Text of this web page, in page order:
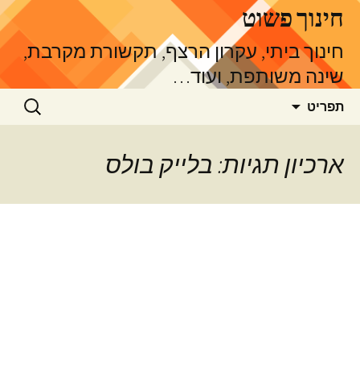
לדלג
לתוכןחינוך פשוט
חינוך ביתי, עקרון הרצף, תקשורת מקרבת,
שינה משותפת, ועוד…
תפריט חיפוש:
ארכיון תגיות: בלייק בולס